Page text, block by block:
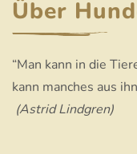
Über
“Man kann in die
kann manches aus
(Astrid Lindgren)